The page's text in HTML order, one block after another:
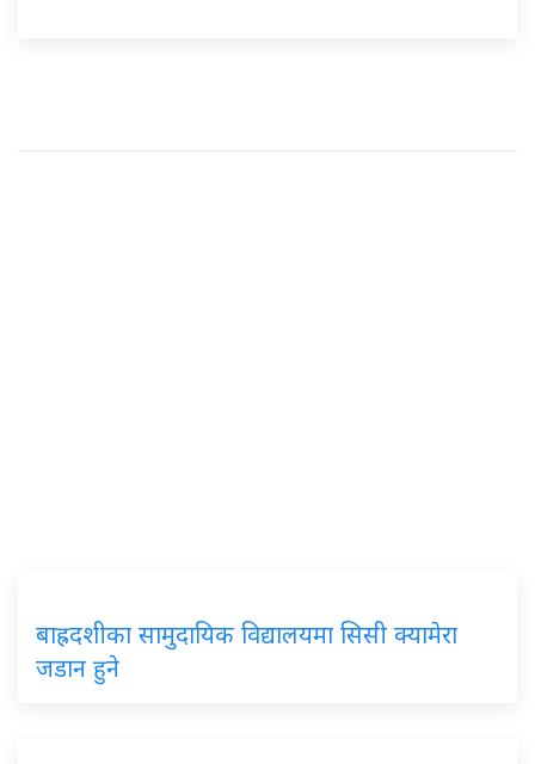
बाह्रदशीका सामुदायिक विद्यालयमा सिसी क्यामेरा
जडान हुने